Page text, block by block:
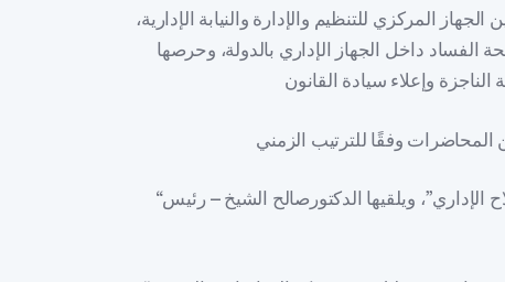
المركزي للتنظيم والإدارة والنيابة الإدارية،
الفساد داخل الجهاز الإداري بالدولة، وحرصها
“دور الجهاز المركزي للتنظيم والإدارة في خطة الإصلاح الإداري”، ويلقيها الدكتورصالح الشيخ – رئيس